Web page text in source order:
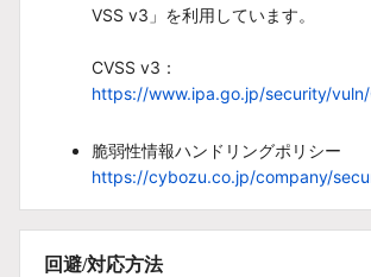
VSS v3」を利用しています。
CVSS v3：
https://www.ipa.go.jp/security/
脆弱性情報ハンドリングポリシー
https://cybozu.co.jp/company/
回避/対応方法